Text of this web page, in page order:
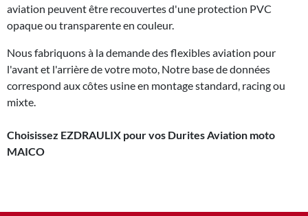
aviation peuvent être recouvertes d'une protection PVC
opaque ou transparente en couleur.
Nous fabriquons à la demande des flexibles aviation pour
l'avant et l'arrière de votre moto, Notre base de données
correspond aux côtes usine en montage standard, racing ou
mixte.
Choisissez EZDRAULIX pour vos Durites Aviation moto
MAICO